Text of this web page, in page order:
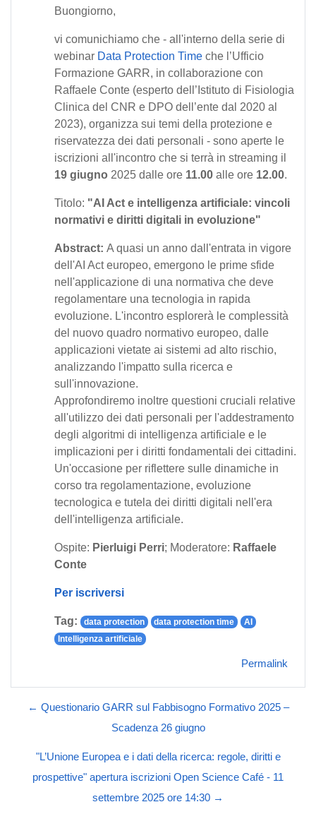
Buongiorno,
vi comunichiamo che - all'interno della serie di
webinar Data Protection Time che l’Ufficio
Formazione GARR, in collaborazione con
Raffaele Conte (esperto dell’Istituto di Fisiologia
Clinica del CNR e DPO dell’ente dal 2020 al
2023), organizza sui temi della protezione e
riservatezza dei dati personali - sono aperte le
iscrizioni all'incontro che si terrà in streaming il
19 giugno 2025 dalle ore 11.00 alle ore 12.00.
Titolo: "AI Act e intelligenza artificiale: vincoli
normativi e diritti digitali in evoluzione"
Abstract: A quasi un anno dall'entrata in vigore
dell'AI Act europeo, emergono le prime sfide
nell'applicazione di una normativa che deve
regolamentare una tecnologia in rapida
evoluzione. L'incontro esplorerà le complessità
del nuovo quadro normativo europeo, dalle
applicazioni vietate ai sistemi ad alto rischio,
analizzando l'impatto sulla ricerca e
sull'innovazione.
Approfondiremo inoltre questioni cruciali relative
all'utilizzo dei dati personali per l'addestramento
degli algoritmi di intelligenza artificiale e le
implicazioni per i diritti fondamentali dei cittadini.
Un'occasione per riflettere sulle dinamiche in
corso tra regolamentazione, evoluzione
tecnologica e tutela dei diritti digitali nell'era
dell'intelligenza artificiale.
Ospite: Pierluigi Perri; Moderatore: Raffaele
Conte
Per iscriversi
Tag: data protection data protection time
AI
Intelligenza artificiale
Permalink
← Questionario GARR sul Fabbisogno Formativo 2025 –
Scadenza 26 giugno
"L’Unione Europea e i dati della ricerca: regole, diritti e
prospettive" apertura iscrizioni Open Science Café - 11
settembre 2025 ore 14:30 →